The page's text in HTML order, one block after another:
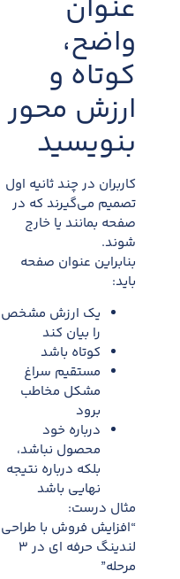
عنوان
واضح،
کوتاه و
ارزش محور
بنویسید
کاربران در چند ثانیه اول
تصمیم می‌گیرند که در
صفحه بمانند یا خارج
شوند.
بنابراین عنوان صفحه
باید:
یک ارزش مشخص
را بیان کند
کوتاه باشد
مستقیم سراغ
مشکل مخاطب
برود
درباره خود
محصول نباشد،
بلکه درباره نتیجه
نهایی باشد
مثال درست:
“افزایش فروش با طراحی
لندینگ حرفه ای در ۳
مرحله”